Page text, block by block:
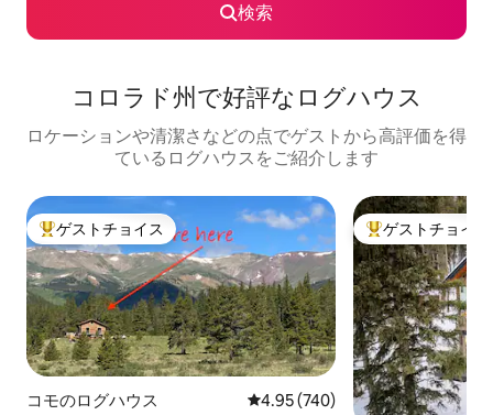
検索
コロラド州で好評なログハウス
ロケーションや清潔さなどの点でゲストから高評価を得
ているログハウスをご紹介します
大好評のゲストチョイスです。
ゲストチョイス
コモのログハウス レビュー740件、5つ星中4.95つ
4.95 (740)
大好評のゲスト
ゲストチョイス